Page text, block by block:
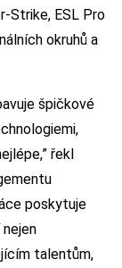
Strike, ESL Pro
okruhů a
špičkové
řekl
poskytuje
talentům,